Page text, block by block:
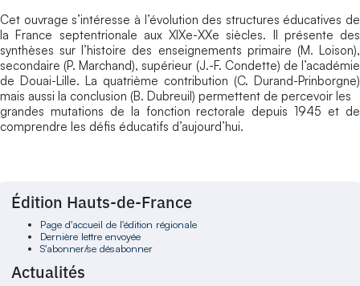
Cet ouvrage s’intéresse à l’évolution des structures éducatives de
la France septentrionale aux XIXe-XXe siècles. Il présente des
synthèses sur l’histoire des enseignements primaire (M. Loison),
secondaire (P. Marchand), supérieur (J.-F. Condette) de l’académie
de Douai-Lille. La quatrième contribution (C. Durand-Prinborgne)
mais aussi la conclusion (B. Dubreuil) permettent de percevoir les
grandes mutations de la fonction rectorale depuis 1945 et de
comprendre les défis éducatifs d’aujourd’hui.
Édition Hauts-de-France
Page d'accueil de l'édition régionale
Dernière lettre envoyée
S'abonner/se désabonner
Actualités